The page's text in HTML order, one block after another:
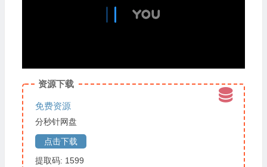
资源下载
免费资源
分秒针网盘
点击下载
提取码: 1599